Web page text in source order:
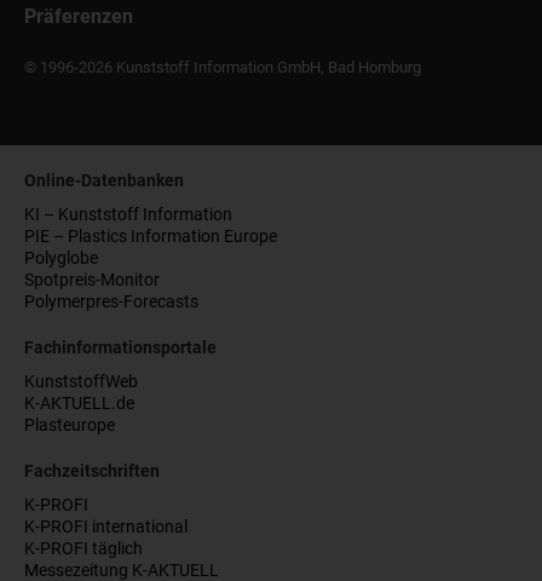
Präferenzen
© 1996-2026 Kunststoff Information GmbH, Bad Homburg
Online-Datenbanken
KI – Kunststoff Information
PIE – Plastics Information Europe
Polyglobe
Spotpreis-Monitor
Polymerpres-Forecasts
Fachinformationsportale
KunststoffWeb
K-AKTUELL.de
Plasteurope
Fachzeitschriften
K-PROFI
K-PROFI international
K-PROFI täglich
Messezeitung K-AKTUELL